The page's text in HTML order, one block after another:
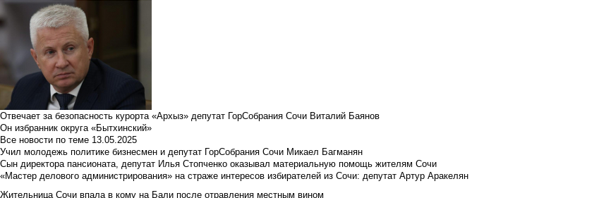
Отвечает за безопасность курорта «Архыз» депутат ГорСобрания Сочи Виталий Баянов
Он избранник округа «Бытхинский»
Все новости по теме 13.05.2025
Учил молодежь политике бизнесмен и депутат ГорСобрания Сочи Микаел Багманян
Сын директора пансионата, депутат Илья Стопченко оказывал материальную помощь жителям Сочи
«Мастер делового администрирования» на страже интересов избирателей из Сочи: депутат Артур Аракелян
Жительница Сочи впала в кому на Бали после отравления местным вином